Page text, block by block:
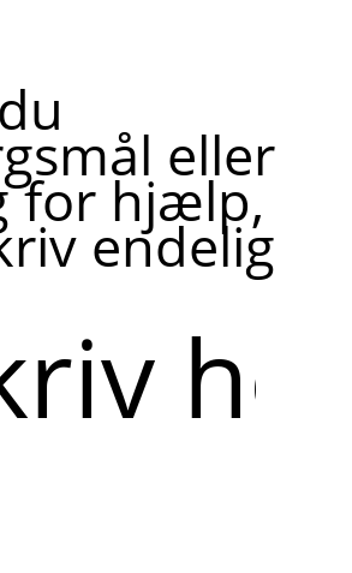
eller
for hjælp,
endelig